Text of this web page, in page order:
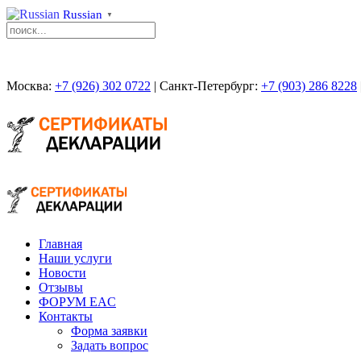
Russian ▼
Москва: +7 (926) 302 0722 | Санкт-Петербург: +7 (903) 286 8228
Главная
Наши услуги
Новости
Отзывы
ФОРУМ EAC
Контакты
Форма заявки
Задать вопрос